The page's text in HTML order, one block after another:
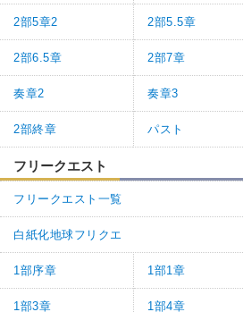
2部5章2 2部5.5章
2部6.5章 2部7章
奏章2 奏章3
2部終章 パスト
フリークエスト
フリークエスト一覧
白紙化地球フリクエ
1部序章 1部1章
1部3章 1部4章